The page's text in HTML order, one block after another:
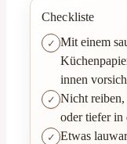
Checkliste
Mit einem
innen
Nicht
oder tiefer in
Etwas